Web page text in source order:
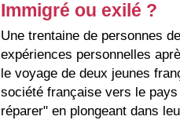
Immigré ou exilé ?
Une trentaine de personnes
expériences personnelles
le voyage de deux jeunes
société française vers le
réparer" en plongeant dans